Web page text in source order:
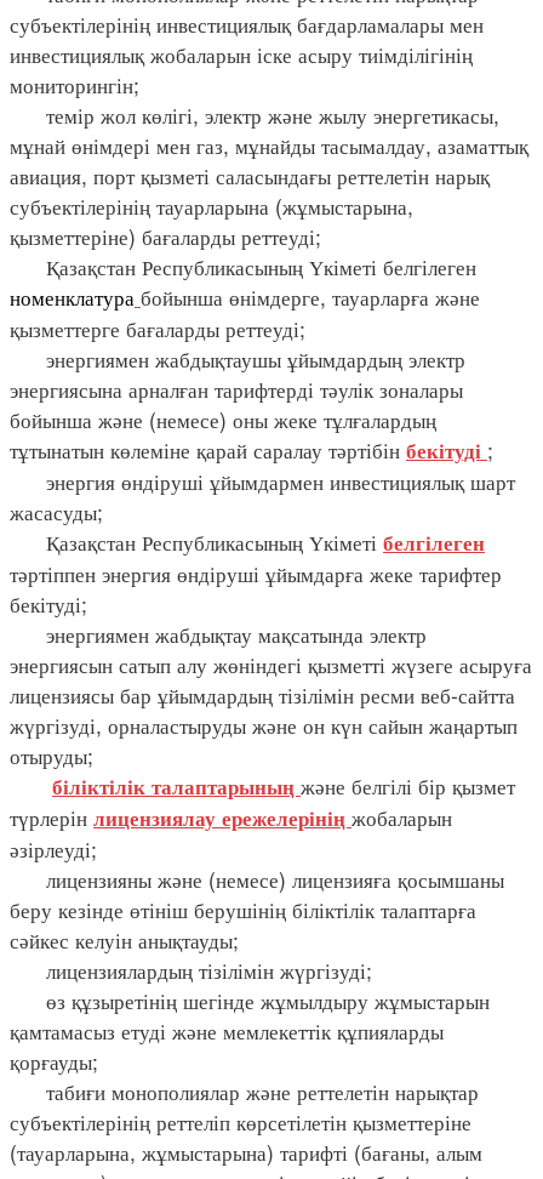
субъектілерінің инвестициялық бағдарламалары мен
инвестициялық жобаларын іске асыру тиімділігінің
мониторингін;
темір жол көлігі, электр және жылу энергетикасы,
мұнай өнімдері мен газ, мұнайды тасымалдау, азаматтық
авиация, порт қызметі саласындағы реттелетін нарық
субъектілерінің тауарларына (жұмыстарына,
қызметтеріне) бағаларды реттеуді;
Қазақстан Республикасының Үкіметі белгілеген
номенклатура бойынша өнімдерге, тауарларға және
қызметтерге бағаларды реттеуді;
энергиямен жабдықтаушы ұйымдардың электр
энергиясына арналған тарифтерді тәулік зоналары
бойынша және (немесе) оны жеке тұлғалардың
тұтынатын көлеміне қарай саралау тәртібін бекітуді ;
энергия өндіруші ұйымдармен инвестициялық шарт
жасасуды;
Қазақстан Республикасының Үкіметі белгілеген
тәртіппен энергия өндіруші ұйымдарға жеке тарифтер
бекітуді;
энергиямен жабдықтау мақсатында электр
энергиясын сатып алу жөніндегі қызметті жүзеге асыруға
лицензиясы бар ұйымдардың тізілімін ресми веб-сайтта
жүргізуді, орналастыруды және он күн сайын жаңартып
отыруды;
біліктілік талаптарының және белгілі бір қызмет
түрлерін лицензиялау ережелерінің жобаларын
әзірлеуді;
лицензияны және (немесе) лицензияға қосымшаны
беру кезінде өтініш берушінің біліктілік талаптарға
сәйкес келуін анықтауды;
лицензиялардың тізілімін жүргізуді;
өз құзыретінің шегінде жұмылдыру жұмыстарын
қамтамасыз етуді және мемлекеттік құпияларды
қорғауды;
табиғи монополиялар және реттелетін нарықтар
субъектілерінің реттеліп көрсетілетін қызметтеріне
(тауарларына, жұмыстарына) тарифті (бағаны, алым